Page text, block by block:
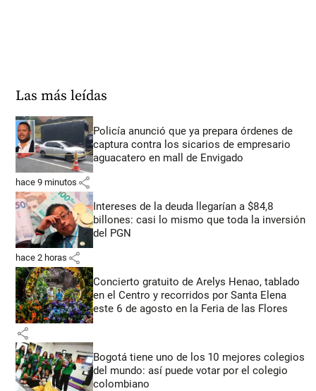
Las más leídas
Policía anunció que ya prepara órdenes de
captura contra los sicarios de empresario
aguacatero en mall de Envigado
hace 9 minutos share
Intereses de la deuda llegarían a $84,8
billones: casi lo mismo que toda la inversión
del PGN
hace 2 horas share
Concierto gratuito de Arelys Henao, tablado
en el Centro y recorridos por Santa Elena
este 6 de agosto en la Feria de las Flores
share
Bogotá tiene uno de los 10 mejores colegios
del mundo: así puede votar por el colegio
colombiano